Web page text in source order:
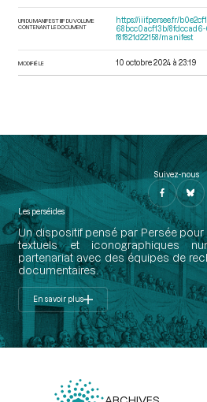
URI DU MANIFEST IIIF DU VOLUME
CONTENANT LE DOCUMENT
https://iiif.persee.fr/
68bcc0acf13b/
f8f821d22158/manifest
MODIFIÉ LE 10 octobre 2024 à 23:19
Suivez-nous
Les perséides
Un dispositif pensé par Persée
textuels et iconographiques
partenariat avec des équipes de
documentaires.
En savoir plus